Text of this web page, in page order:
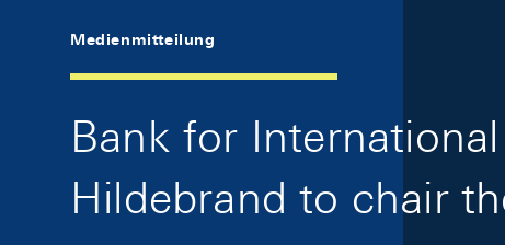
Medienmitteilung
Bank for
Hildebrand to chair